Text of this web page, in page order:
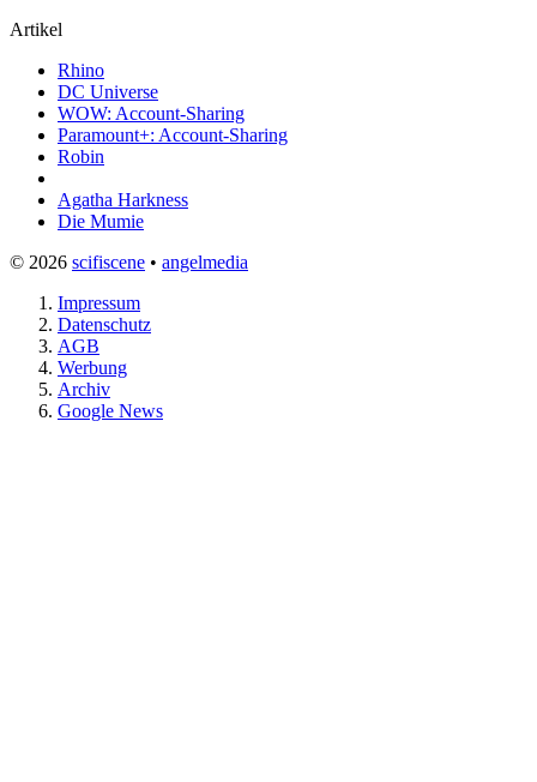
Artikel
Rhino
DC Universe
WOW: Account-Sharing
Paramount+: Account-Sharing
Robin
Agatha Harkness
Die Mumie
© 2026 scifiscene • angelmedia
Impressum
Datenschutz
AGB
Werbung
Archiv
Google News